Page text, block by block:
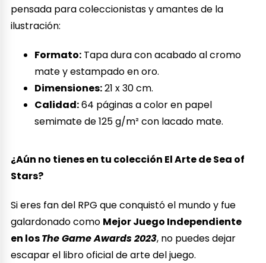
pensada para coleccionistas y amantes de la
ilustración:
Formato: Tapa dura con acabado al cromo
mate y estampado en oro.
Dimensiones:21 x 30 cm.
Calidad:64 páginas a color en papel
semimate de 125 g/m² con lacado mate.
¿Aún no tienes en tu colección El Arte de Sea of
Stars?
Si eres fan del RPG que conquistó el mundo y fue
galardonado como Mejor Juego Independiente
en losThe Game Awards 2023, no puedes dejar
escapar el libro oficial de arte del juego.